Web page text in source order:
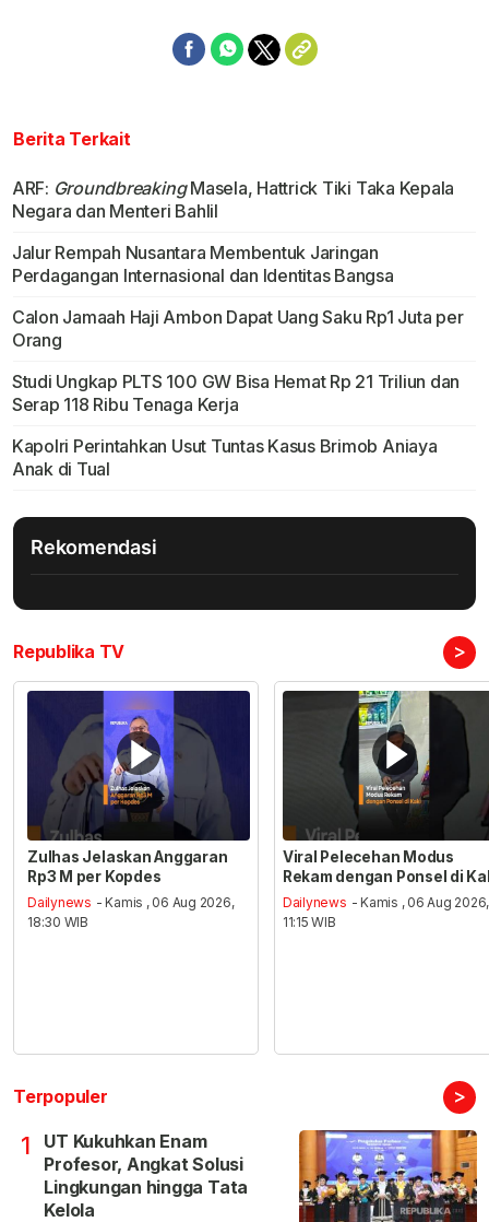
Berita Terkait
ARF: GroundbreakingMasela, Hattrick Tiki Taka Kepala
Negara dan Menteri Bahlil
Jalur Rempah Nusantara Membentuk Jaringan
Perdagangan Internasional dan Identitas Bangsa
Calon Jamaah Haji Ambon Dapat Uang Saku Rp1 Juta per
Orang
Studi Ungkap PLTS 100 GW Bisa Hemat Rp 21 Triliun dan
Serap 118 Ribu Tenaga Kerja
Kapolri Perintahkan Usut Tuntas Kasus Brimob Aniaya
Anak di Tual
Rekomendasi
Republika TV >
Zulhas Jelaskan Anggaran
Rp3 M per Kopdes
Dailynews - Kamis , 06 Aug 2026,
18:30 WIB
Viral Pelecehan Modus
Rekam dengan Ponsel di
Dailynews - Kamis , 06 Aug 2026,
11:15 WIB
Terpopuler >
1
UT Kukuhkan Enam
Profesor, Angkat Solusi
Lingkungan hingga Tata
Kelola